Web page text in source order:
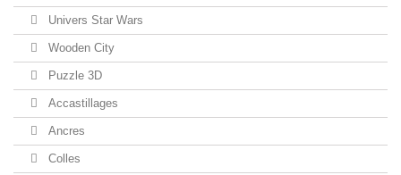
Univers Star Wars
Wooden City
Puzzle 3D
Accastillages
Ancres
Colles